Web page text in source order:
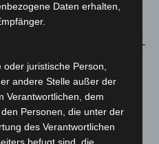
Daten erhalten,
juristische Person,
andere Stelle außer der
Verantwortlichen, dem
Personen, die unter der
des Verantwortlichen